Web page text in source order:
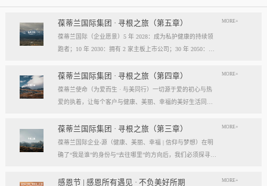
葆蒂兰国际集团 · 寻根之旅（第五章）
葆蒂兰国际（企业愿景）5 年 2028：成为私护健康的持续领
跑者；10 年 2030：拥有 2 家主板上市公司；30 年 2050：成
葆蒂兰国际立志成为健康产业中一个响亮的中国品牌。我们
以“为爱而生，与美同行”为使命，绘制出一幅清晰而雄心勃
勃的发展蓝图，旨在以坚实的步伐，从专业的深度走向事业
028 | 5年愿景）成为“私护健康领域的持续领跑者”· 定位： 我
MORE+
葆蒂兰国际集团 · 寻根之旅（第四章）
葆蒂兰使命（为爱而生 · 与美同行）一切源于爱的初心与热
爱的执着，让每个客户与健康、美丽、幸福的美好生活同
双翼“爱的初心”与“热爱的执着”，共同构成了葆蒂兰的精神内
核与力量源泉，二者如同呼吸，一呼一吸，生生不息。爱的
初心，是我们的根脉与方向。它是最初那份纯粹的善意、利
MORE+
葆蒂兰国际集团 · 寻根之旅（第三章）
葆蒂兰国际企业-源（健康、美丽、幸福 | 信仰与梦想）在明
确了“我是谁”的身份与“去往哪里”的方向后，我们必须探寻滋
格局与能量。它，就是葆蒂兰的“源”——我们一切思想与行
MORE+
感恩节 | 感恩所有遇见 · 不负美好所期 MORE+